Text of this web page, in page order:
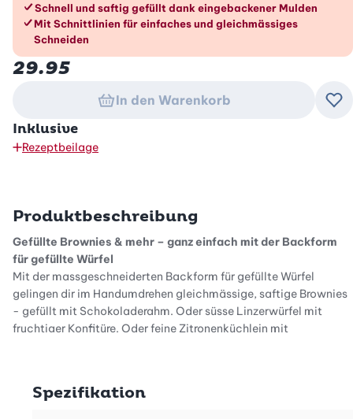
Schnell und saftig gefüllt dank eingebackener Mulden
Mit Schnittlinien für einfaches und gleichmässiges
Schneiden
29.95
In den Warenkorb
Inklusive
Rezeptbeilage
Produktbeschreibung
Gefüllte Brownies & mehr – ganz einfach mit der Backform
für gefüllte Würfel
Mit der massgeschneiderten Backform für gefüllte Würfel
gelingen dir im Handumdrehen gleichmässige, saftige Brownies
- gefüllt mit Schokoladerahm. Oder süsse Linzerwürfel mit
fruchtiger Konfitüre. Oder feine Zitronenküchlein mit
und anderen Küchlein einfacher und kreativer als je zuvor.
Spezifikation